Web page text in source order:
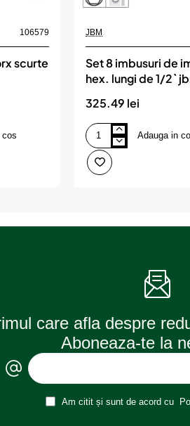
106579
scurte
cos
JBM
Set 8 imbusuri de
hex. lungi de 1/2`
325.49 lei
Set
8
imbusuri
de
1/2`
Adauga in
care afla despre
Aboneaza-te la
Am citit și sunt de acord cu